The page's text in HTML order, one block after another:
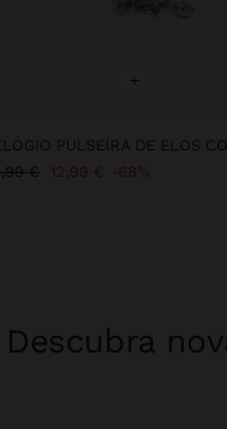
+
€ 12,99 € 68%
Descubra